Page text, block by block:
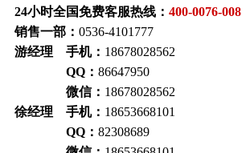
24小时全国免费客服热线： 400-0076-008
销售一部： 0536-4101777
游经理 手机： 18678028562
QQ： 86647950
微信： 18678028562
徐经理 手机： 18653668101
QQ： 82308689